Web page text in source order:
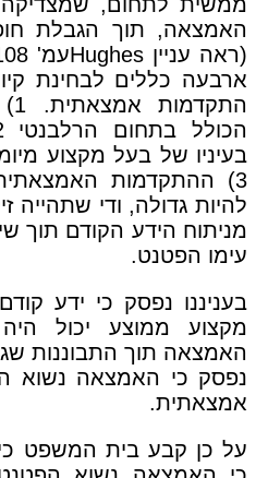
האמצאה, תוך הגבלת
(ראה ענייןHughesעמ' 108). בעניין
ארבעה כללים לבחינת
בעיניו של בעל מקצוע
3) ההתקדמות
מניתוח הידע הקודם תוך
עימו הפטנט.
בעניננו נפסק כי ידע
מקצוע ממוצע יכול
האמצאה תוך התבוננות
נפסק כי האמצאה נשוא
אמצאתית.
על כן קבע בית המשפט